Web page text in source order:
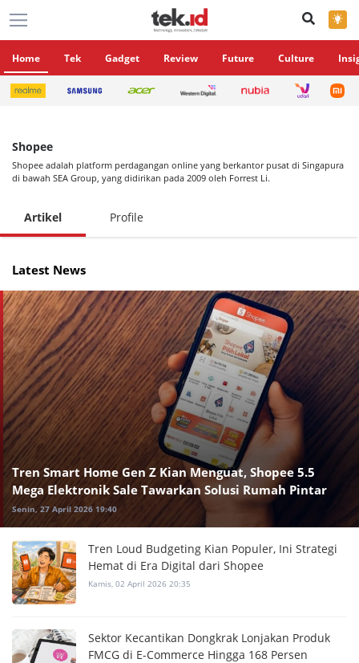
×
Home Tek Gadget Review Future Culture
Shopee
Shopee adalah platform perdagangan online yang berkantor pusat di Singapura
di bawah SEA Group, yang didirikan pada 2009 oleh Forrest Li.
Artikel Profile
Latest News
Tren Smart Home Gen Z Kian Menguat, Shopee 5.5
Mega Elektronik Sale Tawarkan Solusi Rumah Pintar
Senin, 27 April 2026 19:40
Tren Loud Budgeting Kian Populer, Ini Strategi
Hemat di Era Digital dari Shopee
Kamis, 02 April 2026 20:35
Sektor Kecantikan Dongkrak Lonjakan Produk
FMCG di E-Commerce Hingga 168 Persen